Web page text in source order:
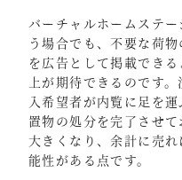
バーチャルホームステ
う場合でも、不要な荷
を広告として掲載でき
上が期待できるのです
入希望者が内覧に足を
置物の処分を完了させ
大きくなり、余計に売
能性がある点です。